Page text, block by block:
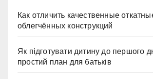
Как отличить качественные
облегчённых конструкций
Як підготувати дитину до першого
простий план для батьків